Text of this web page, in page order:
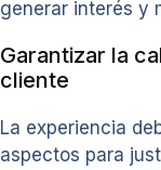
generar interés y
Garantizar la
cliente
La experiencia
aspectos para